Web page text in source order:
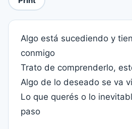
Algo está sucediendo y
conmigo
Trato de comprenderlo,
Algo de lo deseado se va
Lo que querés o lo
paso